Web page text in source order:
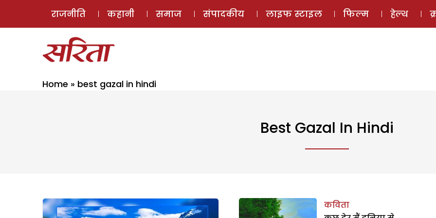
ई-मैगज़ीन
राजनीति कहानी समाज संपादकीय लाइफ स्टाइल फिल्म हेल्थ
Home » best gazal in hindi
Best Gazal In Hindi
कविता